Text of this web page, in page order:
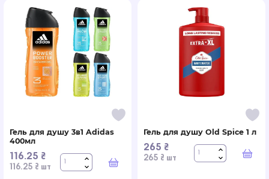
Гель для душу 3в1 Adidas
400мл
116.25 ₴
116.25 ₴ шт У кошик
Гель для душу Old Spice 1 л
265 ₴
265 ₴ шт У